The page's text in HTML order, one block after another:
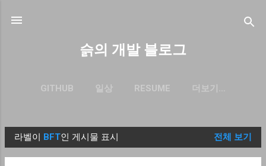
슭의 개발 블로그
GITHUB 일상 RESUME 더보기…
글
라벨이 BFT인 게시물 표시 전체 보기